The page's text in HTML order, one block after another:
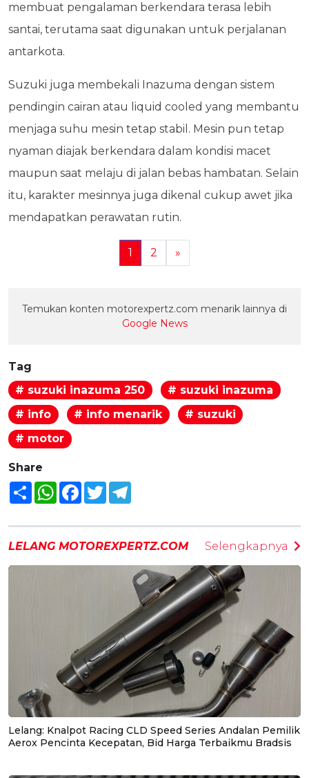
membuat pengalaman berkendara terasa lebih
santai, terutama saat digunakan untuk perjalanan
antarkota.
Suzuki juga membekali Inazuma dengan sistem
pendingin cairan atau liquid cooled yang membantu
menjaga suhu mesin tetap stabil. Mesin pun tetap
nyaman diajak berkendara dalam kondisi macet
maupun saat melaju di jalan bebas hambatan. Selain
itu, karakter mesinnya juga dikenal cukup awet jika
mendapatkan perawatan rutin.
1 2 »
Temukan konten motorexpertz.com menarik lainnya di
Google News
Tag
# suzuki inazuma 250
# suzuki inazuma
# info
# info menarik
# suzuki
# motor
Share
Share WhatsAppFacebook
Twitter
LELANG MOTOREXPERTZ.COM Selengkapnya
Lelang: Knalpot Racing CLD Speed Series Andalan Pemilik
Aerox Pencinta Kecepatan, Bid Harga Terbaikmu Bradsis